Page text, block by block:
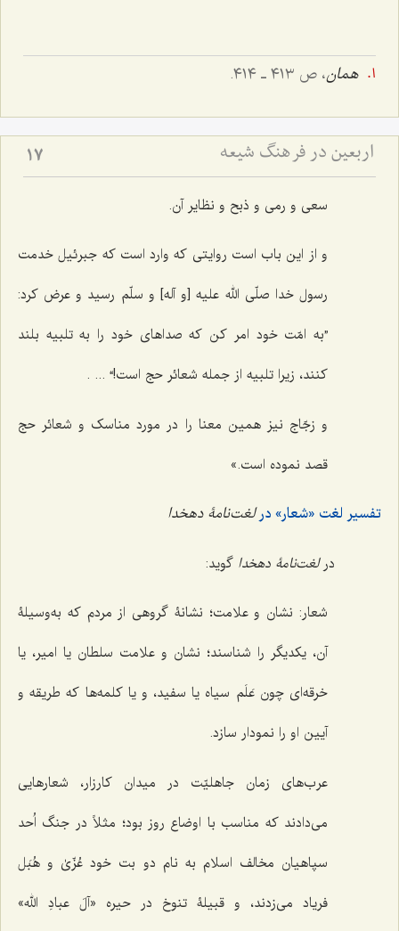
همان، ص ٤١٣ ـ ٤١٤.
اربعین در فرهنگ شیعه 17
سعی و رمی و ذبح و نظایر آن.
و از این باب است روایتی که وارد است که جبرئیل خدمت
رسول خدا صلّی الله علیه [و آله] و سلّم رسید و عرض کرد:
”به امّت خود امر کن که صداهای خود را به تلبیه بلند
کنند، زیرا تلبیه از جمله شعائر حج است!“ ... .
و زجّاج نیز همین معنا را در مورد مناسک و شعائر حج
قصد نموده است.»
تفسیر لغت «شعار» درلغت‌نامۀ دهخدا
درلغت‌نامۀ دهخدا گوید:
شعار: نشان و علامت؛ نشانۀ گروهی از مردم که به‌وسیلۀ
آن، یکدیگر را شناسند؛ نشان و علامت سلطان یا امیر، یا
خرقه‌ای چون عَلَم سیاه یا سفید، و یا کلمه‌ها که طریقه و
آیین او را نمودار سازد.
عرب‌های زمان جاهلیّت در میدان کارزار، شعارهایی
می‌دادند که مناسب با اوضاع روز بود؛ مثلاً در جنگ اُحد
سپاهیان مخالف اسلام به نام دو بت خود عُزّیٰ و هُبَل
فریاد می‌زدند، و قبیلۀ تنوخ در حیره «آلَ عبادِ الله»